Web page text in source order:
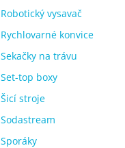
Robotický vysavač
Rychlovarné konvice
Sekačky na trávu
Set-top boxy
Šicí stroje
Sodastream
Sporáky